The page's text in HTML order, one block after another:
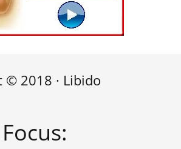
© 2018 · Libido